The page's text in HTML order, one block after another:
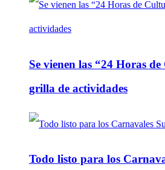
Se vienen las “24 Horas
grilla de actividades
Todo listo para los